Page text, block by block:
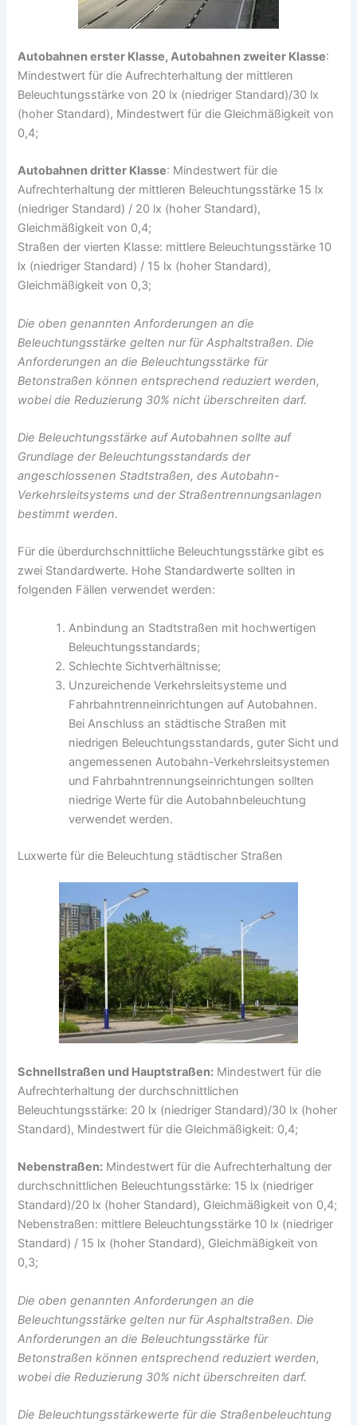
Autobahnen erster Klasse, Autobahnen zweiter Klasse:
Mindestwert für die Aufrechterhaltung der mittleren
Beleuchtungsstärke von 20 lx (niedriger Standard)/30 lx
(hoher Standard), Mindestwert für die Gleichmäßigkeit von
0,4;
Autobahnen dritter Klasse: Mindestwert für die
Aufrechterhaltung der mittleren Beleuchtungsstärke 15 lx
(niedriger Standard) / 20 lx (hoher Standard),
Gleichmäßigkeit von 0,4;
Straßen der vierten Klasse: mittlere Beleuchtungsstärke 10
lx (niedriger Standard) / 15 lx (hoher Standard),
Gleichmäßigkeit von 0,3;
Die oben genannten Anforderungen an die
Beleuchtungsstärke gelten nur für Asphaltstraßen. Die
Anforderungen an die Beleuchtungsstärke für
Betonstraßen können entsprechend reduziert werden,
wobei die Reduzierung 30% nicht überschreiten darf.
Die Beleuchtungsstärke auf Autobahnen sollte auf
Grundlage der Beleuchtungsstandards der
angeschlossenen Stadtstraßen, des Autobahn-
Verkehrsleitsystems und der Straßentrennungsanlagen
bestimmt werden.
Für die überdurchschnittliche Beleuchtungsstärke gibt es
zwei Standardwerte. Hohe Standardwerte sollten in
folgenden Fällen verwendet werden:
Anbindung an Stadtstraßen mit hochwertigen
Beleuchtungsstandards;
Schlechte Sichtverhältnisse;
Unzureichende Verkehrsleitsysteme und
Fahrbahntrenneinrichtungen auf Autobahnen.
Bei Anschluss an städtische Straßen mit
niedrigen Beleuchtungsstandards, guter Sicht und
angemessenen Autobahn-Verkehrsleitsystemen
und Fahrbahntrennungseinrichtungen sollten
niedrige Werte für die Autobahnbeleuchtung
verwendet werden.
Luxwerte für die Beleuchtung städtischer Straßen
Schnellstraßen und Hauptstraßen: Mindestwert für die
Aufrechterhaltung der durchschnittlichen
Beleuchtungsstärke: 20 lx (niedriger Standard)/30 lx (hoher
Standard), Mindestwert für die Gleichmäßigkeit: 0,4;
Nebenstraßen: Mindestwert für die Aufrechterhaltung der
durchschnittlichen Beleuchtungsstärke: 15 lx (niedriger
Standard)/20 lx (hoher Standard), Gleichmäßigkeit von 0,4;
Nebenstraßen: mittlere Beleuchtungsstärke 10 lx (niedriger
Standard) / 15 lx (hoher Standard), Gleichmäßigkeit von
0,3;
Die oben genannten Anforderungen an die
Beleuchtungsstärke gelten nur für Asphaltstraßen. Die
Anforderungen an die Beleuchtungsstärke für
Betonstraßen können entsprechend reduziert werden,
wobei die Reduzierung 30% nicht überschreiten darf.
Die Beleuchtungsstärkewerte für die Straßenbeleuchtung